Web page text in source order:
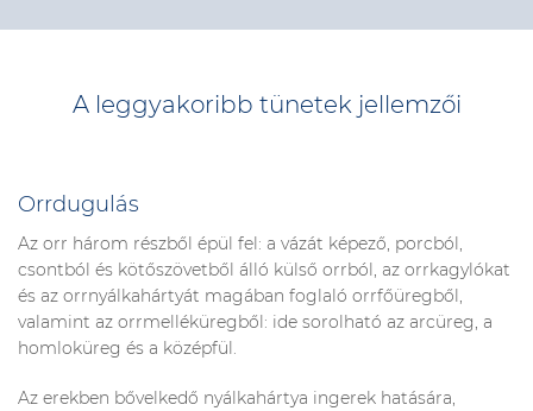
A leggyakoribb tünetek jellemzői
Orrdugulás
Az orr három részből épül fel: a vázát képező, porcból,
csontból és kötőszövetből álló külső orrból, az orrkagylókat
és az orrnyálkahártyát magában foglaló orrfőüregből,
valamint az orrmelléküregből: ide sorolható az arcüreg, a
homloküreg és a középfül.
Az erekben bővelkedő nyálkahártya ingerek hatására,